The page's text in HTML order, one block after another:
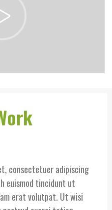
consectetuer adipiscing
euismod tincidunt ut
erat volutpat. Ut wisi